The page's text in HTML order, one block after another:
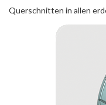
Querschnitten in allen